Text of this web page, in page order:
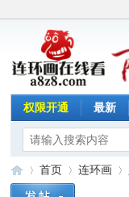
权限开通 最新
首页 连环画